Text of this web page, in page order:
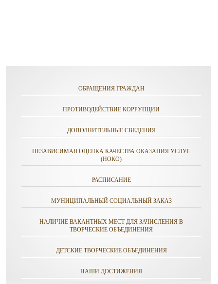
ОБРАЩЕНИЯ ГРАЖДАН
ПРОТИВОДЕЙСТВИЕ КОРРУПЦИИ
ДОПОЛНИТЕЛЬНЫЕ СВЕДЕНИЯ
НЕЗАВИСИМАЯ ОЦЕНКА КАЧЕСТВА ОКАЗАНИЯ УСЛУГ
(НОКО)
РАСПИСАНИЕ
МУНИЦИПАЛЬНЫЙ СОЦИАЛЬНЫЙ ЗАКАЗ
НАЛИЧИЕ ВАКАНТНЫХ МЕСТ ДЛЯ ЗАЧИСЛЕНИЯ В
ТВОРЧЕСКИЕ ОБЪЕДИНЕНИЯ
ДЕТСКИЕ ТВОРЧЕСКИЕ ОБЪЕДИНЕНИЯ
НАШИ ДОСТИЖЕНИЯ